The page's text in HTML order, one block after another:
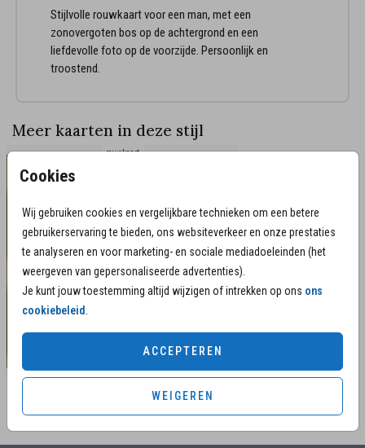
Cookies
Wij gebruiken cookies en vergelijkbare technieken om een betere
gebruikerservaring te bieden, ons websiteverkeer en onze prestaties
te analyseren en voor marketing- en sociale mediadoeleinden (het
weergeven van gepersonaliseerde advertenties).
Je kunt jouw toestemming altijd wijzigen of intrekken op ons ons
cookiebeleid.
ACCEPTEREN
WEIGEREN
Stijlvolle rouwkaart voor een man, met een
zonovergoten bos op de achtergrond en een
liefdevolle foto op de voorzijde. Persoonlijk en
troostend.
Meer kaarten in deze stijl
rouwkaart